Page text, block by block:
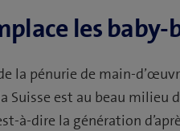
les baby-
la pénurie de main-
Suisse est au beau
à-dire la génération